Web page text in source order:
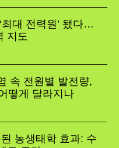
대 전력원’ 됐다…
지도
속 전원별 발전량,
떻게 달라지나
농생태학 효과: 수